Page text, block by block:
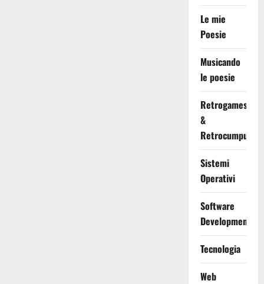
Le mie
Poesie
Musicando
le poesie
Retrogames
&
Retrocumputing
Sistemi
Operativi
Software
Development
Tecnologia
Web